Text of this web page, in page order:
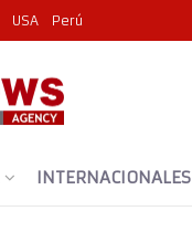
USA Perú
INTERNACIONALES